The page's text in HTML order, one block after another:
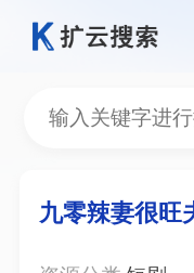
九零辣妻很旺